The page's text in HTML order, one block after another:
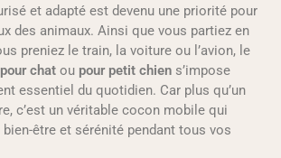
et adapté est devenu une priorité pour
des animaux. Ainsi que vous partiez en
preniez le train, la voiture ou l’avion, le
chat ou pour petit chien s’impose
essentiel du quotidien. Car plus qu’un
c’est un véritable cocon mobile qui
être et sérénité pendant tous vos